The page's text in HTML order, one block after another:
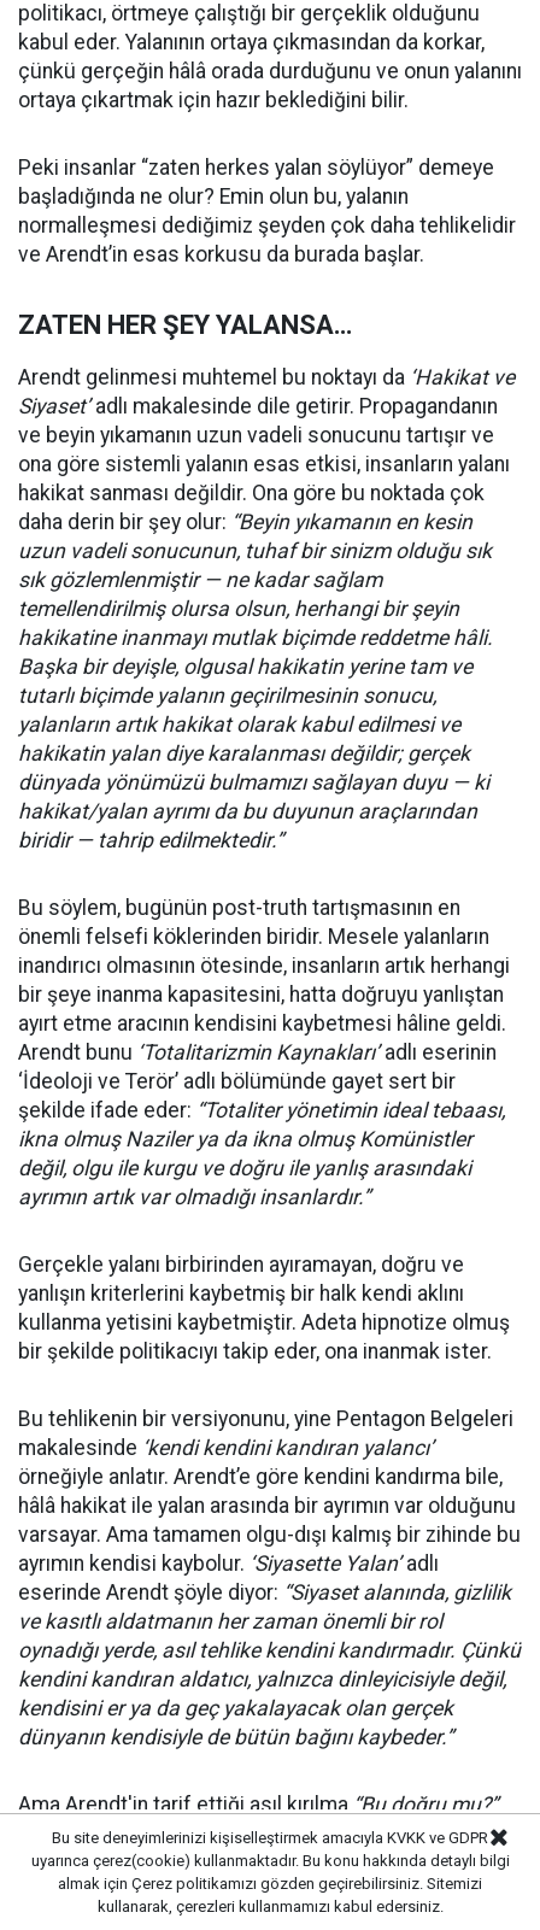
politikacı, örtmeye çalıştığı bir gerçeklik olduğunu
kabul eder. Yalanının ortaya çıkmasından da korkar,
çünkü gerçeğin hâlâ orada durduğunu ve onun yalanını
ortaya çıkartmak için hazır beklediğini bilir.
Peki insanlar “zaten herkes yalan söylüyor” demeye
başladığında ne olur? Emin olun bu, yalanın
normalleşmesi dediğimiz şeyden çok daha tehlikelidir
ve Arendt’in esas korkusu da burada başlar.
ZATEN HER ŞEY YALANSA…
Arendt gelinmesi muhtemel bu noktayı da ‘Hakikat ve
Siyaset’adlı makalesinde dile getirir. Propagandanın
ve beyin yıkamanın uzun vadeli sonucunu tartışır ve
ona göre sistemli yalanın esas etkisi, insanların yalanı
hakikat sanması değildir. Ona göre bu noktada çok
daha derin bir şey olur: “Beyin yıkamanın en kesin
uzun vadeli sonucunun, tuhaf bir sinizm olduğu sık
sık gözlemlenmiştir — ne kadar sağlam
temellendirilmiş olursa olsun, herhangi bir şeyin
hakikatine inanmayı mutlak biçimde reddetme hâli.
Başka bir deyişle, olgusal hakikatin yerine tam ve
tutarlı biçimde yalanın geçirilmesinin sonucu,
yalanların artık hakikat olarak kabul edilmesi ve
hakikatin yalan diye karalanması değildir; gerçek
dünyada yönümüzü bulmamızı sağlayan duyu — ki
hakikat/yalan ayrımı da bu duyunun araçlarından
biridir — tahrip edilmektedir.”
Bu söylem, bugünün post-truth tartışmasının en
önemli felsefi köklerinden biridir. Mesele yalanların
inandırıcı olmasının ötesinde, insanların artık herhangi
bir şeye inanma kapasitesini, hatta doğruyu yanlıştan
ayırt etme aracının kendisini kaybetmesi hâline geldi.
Arendt bunu ‘Totalitarizmin Kaynakları’adlı eserinin
‘İdeoloji ve Terör’ adlı bölümünde gayet sert bir
şekilde ifade eder: “Totaliter yönetimin ideal tebaası,
ikna olmuş Naziler ya da ikna olmuş Komünistler
değil, olgu ile kurgu ve doğru ile yanlış arasındaki
ayrımın artık var olmadığı insanlardır.”
Gerçekle yalanı birbirinden ayıramayan, doğru ve
yanlışın kriterlerini kaybetmiş bir halk kendi aklını
kullanma yetisini kaybetmiştir. Adeta hipnotize olmuş
bir şekilde politikacıyı takip eder, ona inanmak ister.
Bu tehlikenin bir versiyonunu, yine Pentagon Belgeleri
makalesinde ‘kendi kendini kandıran yalancı’
örneğiyle anlatır. Arendt’e göre kendini kandırma bile,
hâlâ hakikat ile yalan arasında bir ayrımın var olduğunu
varsayar. Ama tamamen olgu-dışı kalmış bir zihinde bu
ayrımın kendisi kaybolur. ‘Siyasette Yalan’adlı
eserinde Arendt şöyle diyor: “Siyaset alanında, gizlilik
ve kasıtlı aldatmanın her zaman önemli bir rol
oynadığı yerde, asıl tehlike kendini kandırmadır. Çünkü
kendini kandıran aldatıcı, yalnızca dinleyicisiyle değil,
kendisini er ya da geç yakalayacak olan gerçek
dünyanın kendisiyle de bütün bağını kaybeder.”
Ama Arendt'in tarif ettiği asıl kırılma “Bu doğru mu?”
sorusunun yerini“Ben buna inanmak istiyor muyum?”
sorusunun almasıdır. İşte bu kırılma sorgulamayı yok
etmiş ve doğruluk duygusunun aşınmasına neden
Bu site deneyimlerinizi kişiselleştirmek amacıyla KVKK ve GDPR
uyarınca çerez(cookie) kullanmaktadır. Bu konu hakkında detaylı bilgi
almak için Çerez politikamızı gözden geçirebilirsiniz. Sitemizi
kullanarak, çerezleri kullanmamızı kabul edersiniz.